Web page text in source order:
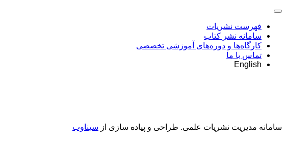
فهرست نشریات
سامانه نشر کتاب
کارگاه‌ها و دوره‌های آموزشی تخصصی
تماس با ما
English
سامانه مدیریت نشریات علمی. طراحی و پیاده سازی از سیناوب